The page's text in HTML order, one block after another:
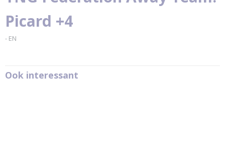
Picard +4
- EN
Ook interessant